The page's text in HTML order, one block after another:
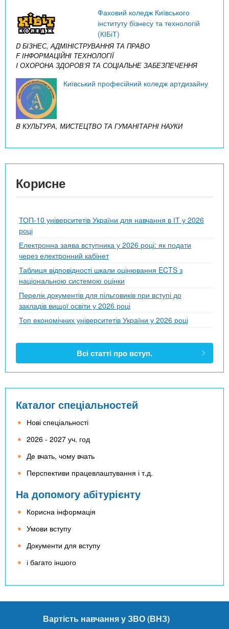
Фаховий коледж Київського
інституту бізнесу та технологій
(КІБіТ)
D БІЗНЕС, АДМІНІСТРУВАННЯ ТА ПРАВО
F ІНФОРМАЦІЙНІ ТЕХНОЛОГІЇ
I ОХОРОНА ЗДОРОВ’Я ТА СОЦІАЛЬНЕ ЗАБЕЗПЕЧЕННЯ
Київський професійний коледж артдизайну
B КУЛЬТУРА, МИСТЕЦТВО ТА ГУМАНІТАРНІ НАУКИ
Корисне
ТОП-10 університетів України для навчання в ІТ у 2026
році
Електронна заява вступника у 2026 році: як подати
через електронний кабінет
Таблиця відповідності шкали оцінювання ECTS з
національною системою оцінки
Перелік документів для пільговиків при вступі до
закладів вищої освіти у 2026 році
Топ економічних університетів України у 2026 році
Всі статті про вступ.
Каталог спеціальностей
Нові спеціальності
2026 - 2027 уч. год
Де вчать, чому вчать
Перспективи працевлаштування і т.д.
На допомогу абітурієнту
Корисна інформація
Умови вступу
Документи для вступу
і багато іншого
Вартість навчання у ЗВО (ВНЗ)